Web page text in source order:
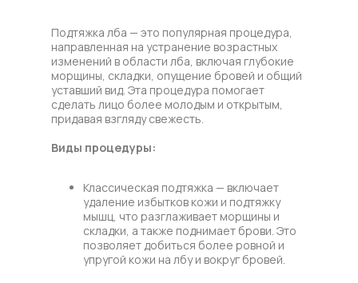
Подтяжка лба — это популярная процедура,
направленная на устранение возрастных
изменений в области лба, включая глубокие
морщины, складки, опущение бровей и общий
уставший вид. Эта процедура помогает
сделать лицо более молодым и открытым,
придавая взгляду свежесть.
Виды процедуры:
Классическая подтяжка — включает
удаление избытков кожи и подтяжку
мышц, что разглаживает морщины и
складки, а также поднимает брови. Это
позволяет добиться более ровной и
упругой кожи на лбу и вокруг бровей.